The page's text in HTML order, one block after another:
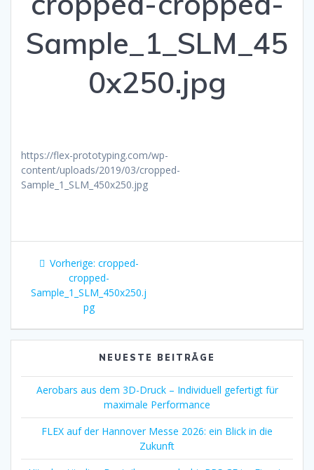
Sample_1_SLM_45
0x250.jpg
https://flex-prototyping.com/wp-
content/uploads/2019/03/cropped-
Sample_1_SLM_450x250.jpg
Beitragsnavigation
Vorherige: Vorheriger
Beitrag:
cropped-
cropped-
Sample_1_SLM_450x250.j
pg
NEUESTE BEITRÄGE
Aerobars aus dem 3D-Druck – Individuell gefertigt für
maximale Performance
FLEX auf der Hannover Messe 2026: ein Blick in die
Zukunft